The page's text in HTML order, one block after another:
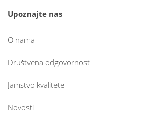
Upoznajte nas
O nama
Društvena odgovornost
Jamstvo kvalitete
Novosti